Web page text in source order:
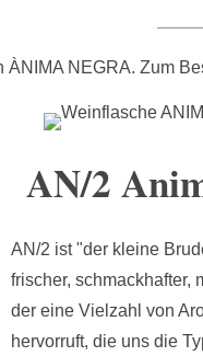
ÀNIMA NEGRA. Zum
AN/2
AN/2 ist "der kleine
frischer, schmackhafter,
der eine Vielzahl von
hervorruft, die uns die